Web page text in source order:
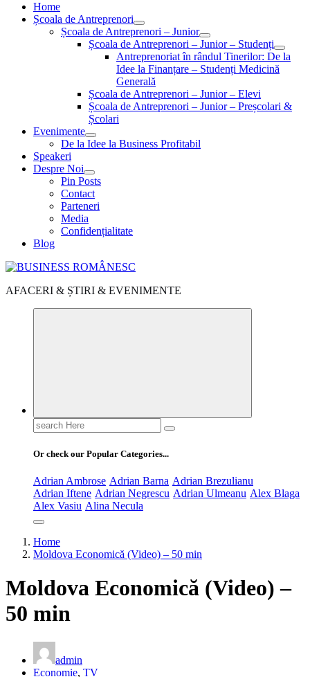
Home
Școala de Antreprenori
Școala de Antreprenori – Junior
Școala de Antreprenori – Junior – Studenți
Antreprenoriat în rândul Tinerilor: De la
Idee la Finanțare – Studenți Medicină
Generală
Școala de Antreprenori – Junior – Elevi
Școala de Antreprenori – Junior – Preșcolari &
Școlari
Evenimente
De la Idee la Business Profitabil
Speakeri
Despre Noi
Pin Posts
Contact
Parteneri
Media
Confidențialitate
Blog
AFACERI & ȘTIRI & EVENIMENTE
Search
for:
Or check our Popular Categories...
Adrian Ambrose Adrian Barna Adrian Brezulianu
Adrian Iftene Adrian Negrescu Adrian Ulmeanu Alex Blaga
Alex Vasiu Alina Necula
Home
Moldova Economică (Video) – 50 min
Moldova Economică (Video) –
50 min
admin
Economie, TV